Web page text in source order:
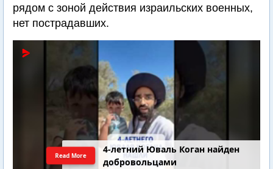
рядом с зоной действия израильских военных,
нет пострадавших.
4-летний Юваль Коган найден
добровольцами
Read More